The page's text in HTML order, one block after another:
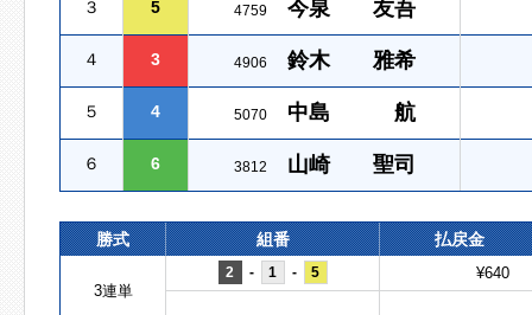
３ 5 4759 今泉 友吾
４ 3 4906 鈴木 雅希
５ 4 5070 中島 航
６ 6 3812 山崎 聖司
勝式 組番 払戻金
3連単
2 - 1 - 5 ¥640